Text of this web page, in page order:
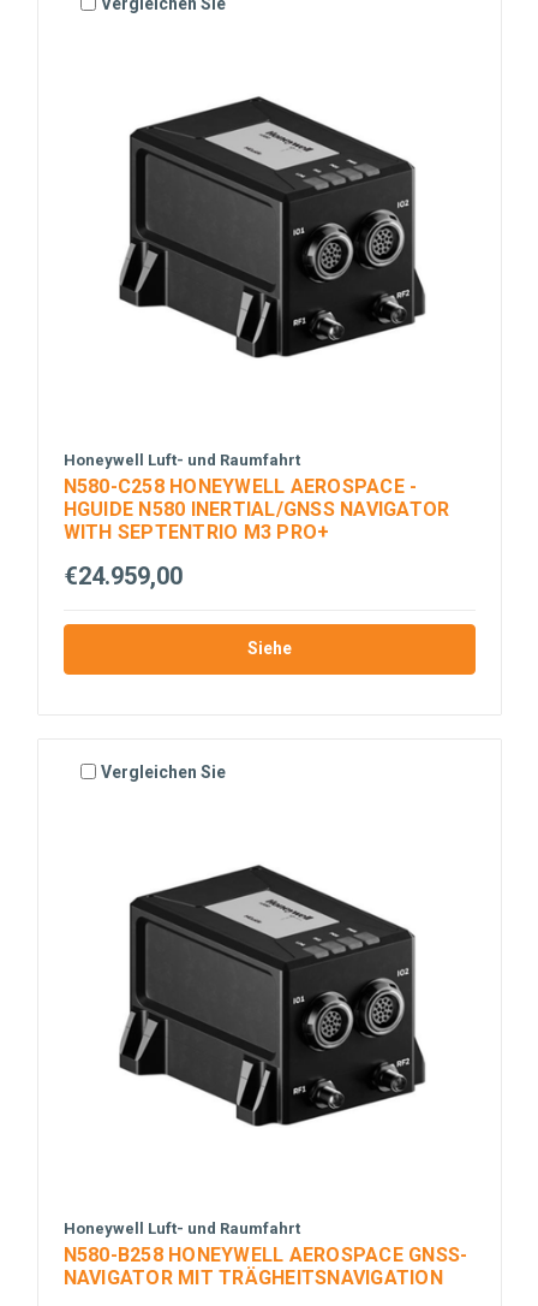
Honeywell Luft- und Raumfahrt
N580-C258 HONEYWELL AEROSPACE -
HGUIDE N580 INERTIAL/GNSS NAVIGATOR
WITH SEPTENTRIO M3 PRO+
€24.959,00
Siehe
Vergleichen Sie
Honeywell Luft- und Raumfahrt
N580-B258 HONEYWELL AEROSPACE GNSS-
NAVIGATOR MIT TRÄGHEITSNAVIGATION